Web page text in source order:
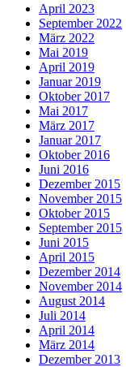
April 2023
September 2022
März 2022
Mai 2019
April 2019
Januar 2019
Oktober 2017
Mai 2017
März 2017
Januar 2017
Oktober 2016
Juni 2016
Dezember 2015
November 2015
Oktober 2015
September 2015
Juni 2015
April 2015
Dezember 2014
November 2014
August 2014
Juli 2014
April 2014
März 2014
Dezember 2013